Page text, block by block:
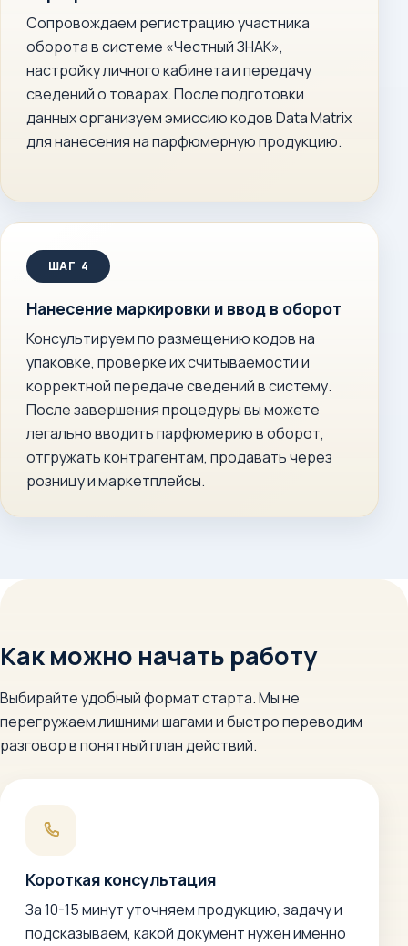
Сопровождаем регистрацию участника
оборота в системе «Честный ЗНАК»,
настройку личного кабинета и передачу
сведений о товарах. После подготовки
данных организуем эмиссию кодов Data Matrix
для нанесения на парфюмерную продукцию.
Нанесение маркировки и ввод в оборот
Консультируем по размещению кодов на
упаковке, проверке их считываемости и
корректной передаче сведений в систему.
После завершения процедуры вы можете
легально вводить парфюмерию в оборот,
отгружать контрагентам, продавать через
розницу и маркетплейсы.
Как можно начать работу
Выбирайте удобный формат старта. Мы не
перегружаем лишними шагами и быстро переводим
разговор в понятный план действий.
Короткая консультация
За 10-15 минут уточняем продукцию, задачу и
подсказываем, какой документ нужен именно